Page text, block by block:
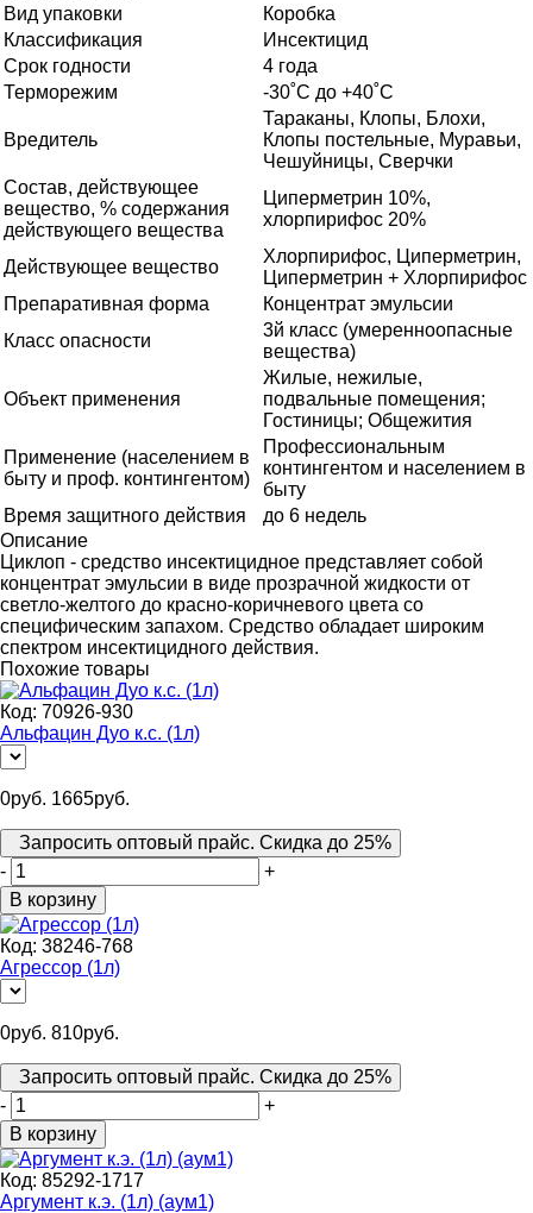
Вид упаковки
Коробка
Классификация
Инсектицид
Срок годности
4 года
Терморежим
-30˚С до +40˚С
Вредитель
Тараканы, Клопы, Блохи,
Клопы постельные, Муравьи,
Чешуйницы, Сверчки
Состав, действующее
вещество, % содержания
действующего вещества
Циперметрин 10%,
хлорпирифос 20%
Действующее вещество
Хлорпирифос, Циперметрин,
Циперметрин + Хлорпирифос
Препаративная форма
Концентрат эмульсии
Класс опасности
3й класс (умеренноопасные
вещества)
Объект применения
Жилые, нежилые,
подвальные помещения;
Гостиницы; Общежития
Применение (населением в
быту и проф. контингентом)
Профессиональным
контингентом и населением в
быту
Время защитного действия
до 6 недель
Описание
Циклоп - средство инсектицидное представляет собой
концентрат эмульсии в виде прозрачной жидкости от
светло-желтого до красно-коричневого цвета со
специфическим запахом. Средство обладает широким
спектром инсектицидного действия.
Похожие товары
Код: 70926-930
Альфацин Дуо к.с. (1л)
0руб. 1665руб.
Запросить оптовый прайс. Скидка до 25%
-
+
В корзину
Код: 38246-768
Агрессор (1л)
0руб. 810руб.
Запросить оптовый прайс. Скидка до 25%
-
+
В корзину
Код: 85292-1717
Аргумент к.э. (1л) (аум1)